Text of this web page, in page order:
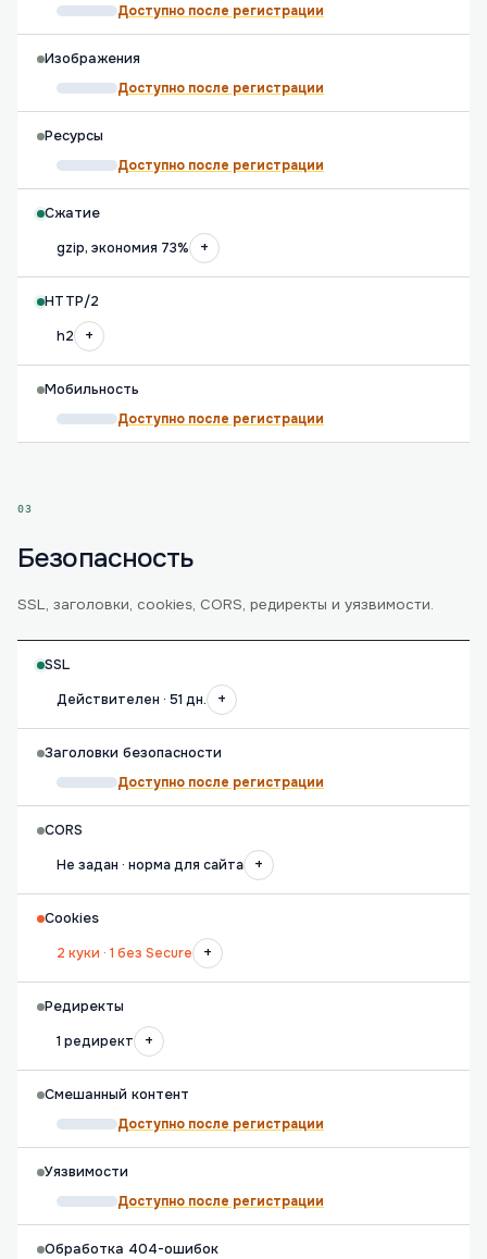
Доступно после регистрации
Изображения
Доступно после регистрации
Ресурсы
Доступно после регистрации
Сжатие
gzip, экономия 73%
+
HTTP/2
h2
+
Мобильность
Доступно после регистрации
03
Безопасность
SSL, заголовки, cookies, CORS, редиректы и уязвимости.
SSL
Действителен · 51 дн.
+
Заголовки безопасности
Доступно после регистрации
CORS
Не задан · норма для сайта
+
Cookies
2 куки · 1 без Secure
+
Редиректы
1 редирект
+
Смешанный контент
Доступно после регистрации
Уязвимости
Доступно после регистрации
Обработка 404-ошибок